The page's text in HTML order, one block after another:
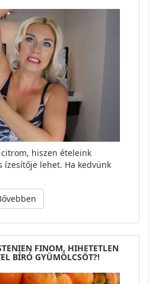
hiszen ételeink
ízesítője lehet. Ha kedvünk
FINOM, HIHETETLEN
BÍRÓ GYÜMÖLCSÖT?!